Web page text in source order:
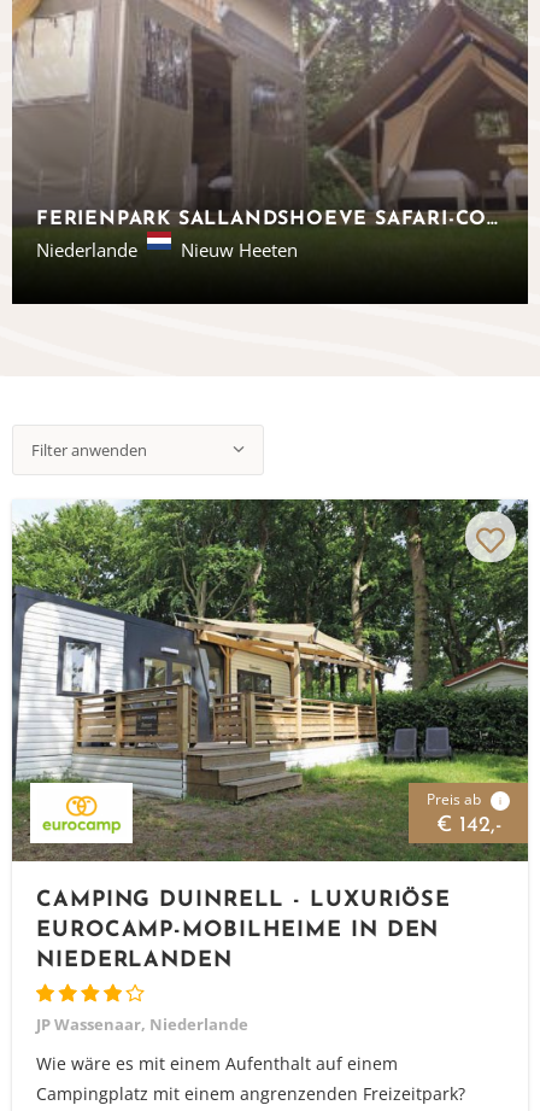
FERIENPARK SALLANDSHOEVE SAFARI-COTTAGE
Niederlande Nieuw Heeten
Filter anwenden
Preis ab i
€ 142,-
CAMPING DUINRELL - LUXURIÖSE
EUROCAMP-MOBILHEIME IN DEN
NIEDERLANDEN
JP Wassenaar, Niederlande
Wie wäre es mit einem Aufenthalt auf einem
Campingplatz mit einem angrenzenden Freizeitpark?